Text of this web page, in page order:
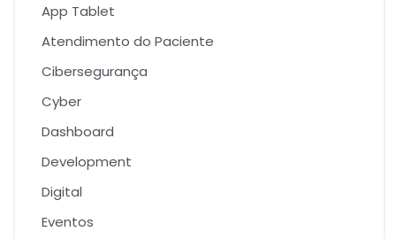
App Tablet
Atendimento do Paciente
Cibersegurança
Cyber
Dashboard
Development
Digital
Eventos